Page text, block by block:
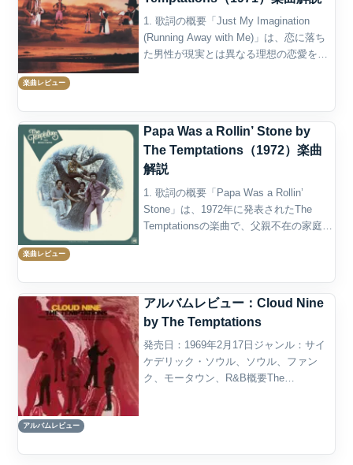
楽曲レビュー
1. 歌詞の概要「Just My Imagination
(Running Away with Me)」は、恋に落ち
た男性が現実とは異なる理想の恋愛を想
楽曲レビュー
Papa Was a Rollin’ Stone by
The Temptations（1972）楽曲
解説
1. 歌詞の概要「Papa Was a Rollin’
Stone」は、1972年に発表されたThe
Temptationsの楽曲で、父親不在の家庭に
アルバムレビュー
アルバムレビュー：Cloud Nine
by The Temptations
発売日：1969年2月17日ジャンル：サイ
ケデリック・ソウル、ソウル、ファン
ク、モータウン、R&B概要The